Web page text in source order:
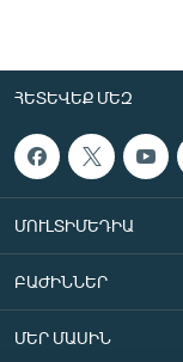
ՀԵՏԵՎԵՔ ՄԵԶ
ՄՈՒԼՏԻՄԵԴԻԱ
ԲԱԺԻՆՆԵՐ
ՄԵՐ ՄԱՍԻՆ